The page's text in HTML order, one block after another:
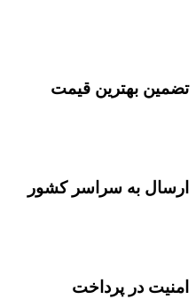
تضمین بهترین قیمت
ارسال به سراسر کشور
امنیت در پرداخت